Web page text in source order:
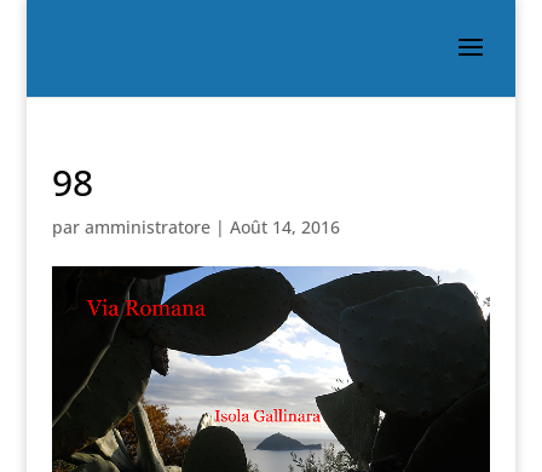
98
par amministratore| Août 14, 2016